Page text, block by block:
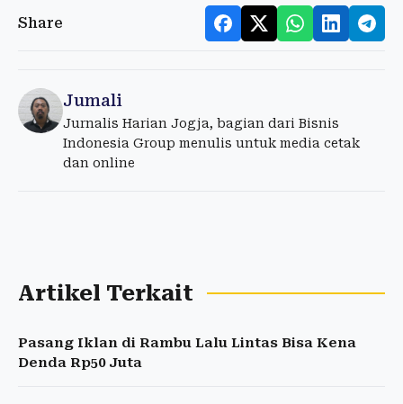
Share
Jumali
Jurnalis Harian Jogja, bagian dari Bisnis
Indonesia Group menulis untuk media cetak
dan online
Artikel Terkait
Pasang Iklan di Rambu Lalu Lintas Bisa Kena
Denda Rp50 Juta